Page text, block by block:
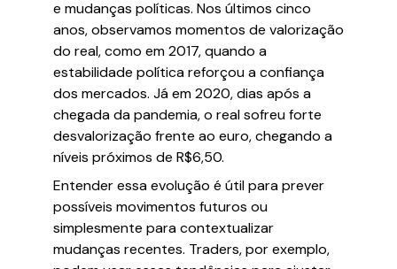
e mudanças políticas. Nos últimos cinco
anos, observamos momentos de valorização
do real, como em 2017, quando a
estabilidade política reforçou a confiança
dos mercados. Já em 2020, dias após a
chegada da pandemia, o real sofreu forte
desvalorização frente ao euro, chegando a
níveis próximos de R$6,50.
Entender essa evolução é útil para prever
possíveis movimentos futuros ou
simplesmente para contextualizar
mudanças recentes. Traders, por exemplo,